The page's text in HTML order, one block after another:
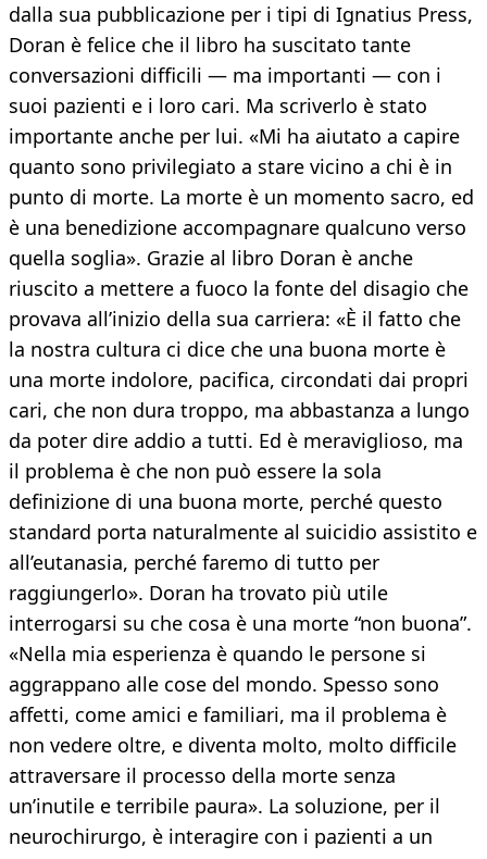
dalla sua pubblicazione per i tipi di Ignatius Press,
Doran è felice che il libro ha suscitato tante
conversazioni difficili — ma importanti — con i
suoi pazienti e i loro cari. Ma scriverlo è stato
importante anche per lui. «Mi ha aiutato a capire
quanto sono privilegiato a stare vicino a chi è in
punto di morte. La morte è un momento sacro, ed
è una benedizione accompagnare qualcuno verso
quella soglia». Grazie al libro Doran è anche
riuscito a mettere a fuoco la fonte del disagio che
provava all’inizio della sua carriera: «È il fatto che
la nostra cultura ci dice che una buona morte è
una morte indolore, pacifica, circondati dai propri
cari, che non dura troppo, ma abbastanza a lungo
da poter dire addio a tutti. Ed è meraviglioso, ma
il problema è che non può essere la sola
definizione di una buona morte, perché questo
standard porta naturalmente al suicidio assistito e
all’eutanasia, perché faremo di tutto per
raggiungerlo». Doran ha trovato più utile
interrogarsi su che cosa è una morte “non buona”.
«Nella mia esperienza è quando le persone si
aggrappano alle cose del mondo. Spesso sono
affetti, come amici e familiari, ma il problema è
non vedere oltre, e diventa molto, molto difficile
attraversare il processo della morte senza
un’inutile e terribile paura». La soluzione, per il
neurochirurgo, è interagire con i pazienti a un